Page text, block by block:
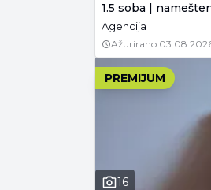
1.5 soba |
Agencija
Ažurirano
PREMIJUM
16